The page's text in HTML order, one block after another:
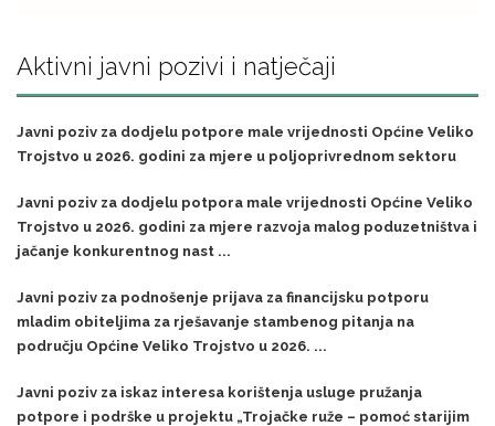
Aktivni javni pozivi i natječaji
Javni poziv za dodjelu potpore male vrijednosti Općine Veliko
Trojstvo u 2026. godini za mjere u poljoprivrednom sektoru
Javni poziv za dodjelu potpora male vrijednosti Općine Veliko
Trojstvo u 2026. godini za mjere razvoja malog poduzetništva i
jačanje konkurentnog nast ...
Javni poziv za podnošenje prijava za financijsku potporu
mladim obiteljima za rješavanje stambenog pitanja na
području Općine Veliko Trojstvo u 2026. ...
Javni poziv za iskaz interesa korištenja usluge pružanja
potpore i podrške u projektu „Trojačke ruže – pomoć starijim